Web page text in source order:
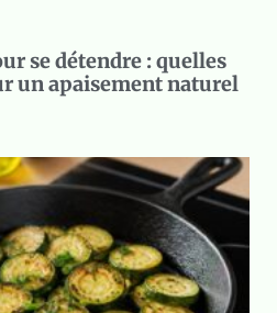
se détendre : quelles
un apaisement naturel